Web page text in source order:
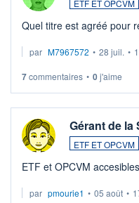
ETF ET OPCVM
Quel titre est agréé pour
par M7967572 • 28 juil. •
7commentaires • 0j'aime
Gérant de la
ETF ET OPCVM
ETF et
par pmourie1 • 05 août •